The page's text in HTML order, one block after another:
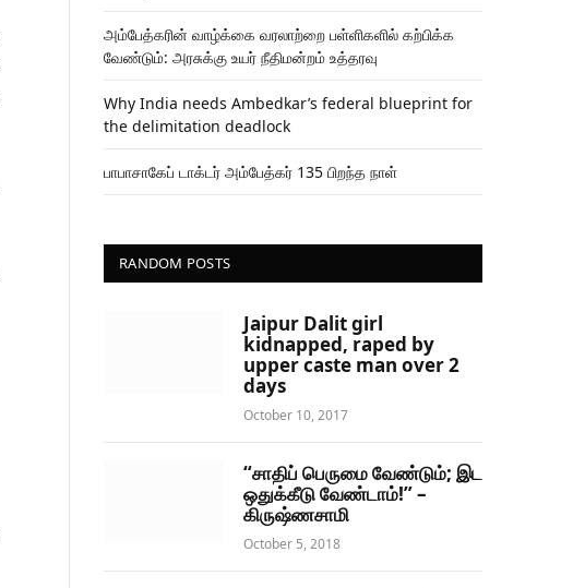
அம்பேத்கரின் வாழ்க்கை வரலாற்றை பள்ளிகளில் கற்பிக்க
வேண்டும்: அரசுக்கு உயர் நீதிமன்றம் உத்தரவு
Why India needs Ambedkar’s federal blueprint for
the delimitation deadlock
பாபாசாகேப் டாக்டர் அம்பேத்கர் 135 பிறந்த நாள்
RANDOM POSTS
Jaipur Dalit girl
kidnapped, raped by
upper caste man over 2
days
October 10, 2017
“சாதிப் பெருமை வேண்டும்; இட
ஒதுக்கீடு வேண்டாம்!” –
கிருஷ்ணசாமி
October 5, 2018